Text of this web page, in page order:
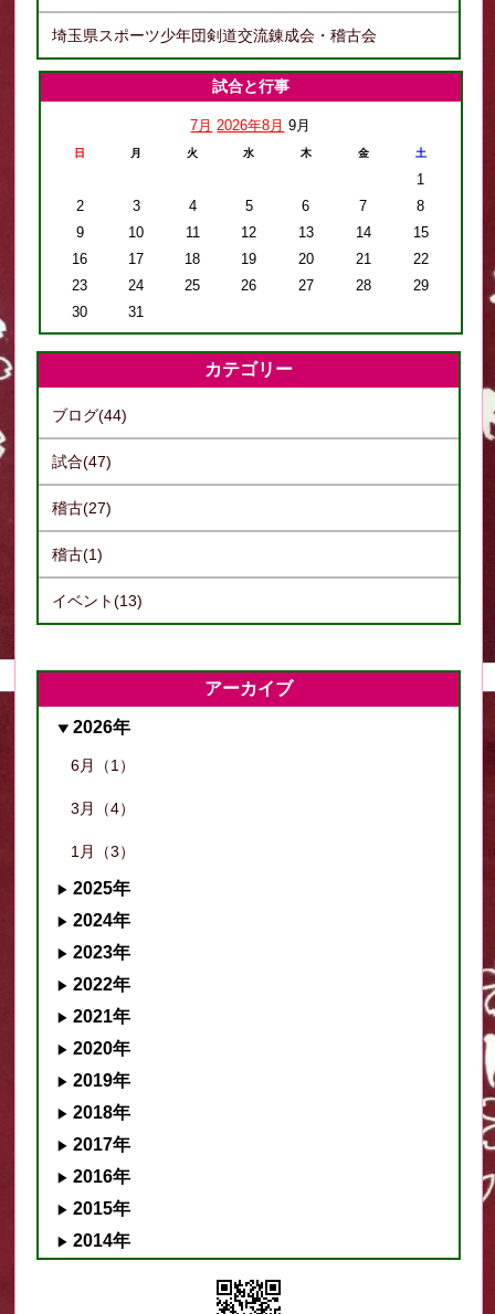
埼玉県スポーツ少年団剣道交流錬成会・稽古会
試合と行事
7月 2026年8月 9月
日 月 火 水 木 金 土
1
2
3 4 5 6 7
8
9
10 11 12 13 14
15
16
17 18 19 20 21
22
23
24 25 26 27 28
29
30
31
カテゴリー
ブログ(44)
試合(47)
稽古(27)
稽古(1)
イベント(13)
アーカイブ
2026年
6月（1）
3月（4）
1月（3）
2025年
2024年
2023年
2022年
2021年
2020年
2019年
2018年
2017年
2016年
2015年
2014年